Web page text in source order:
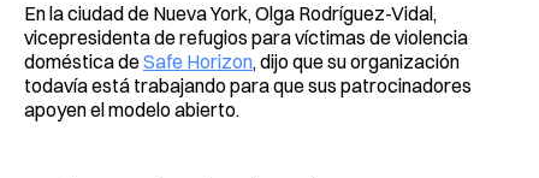
En la ciudad de Nueva York, Olga Rodríguez-Vidal,
vicepresidenta de refugios para víctimas de violencia
doméstica deSafe Horizon, dijo que su organización
todavía está trabajando para que sus patrocinadores
apoyen el modelo abierto.